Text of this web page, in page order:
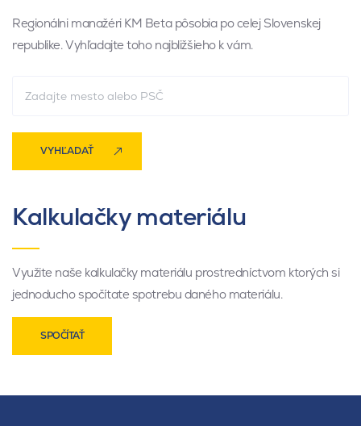
Regionálni manažéri KM Beta pôsobia po celej Slovenskej
republike. Vyhľadajte toho najbližšieho k vám.
VYHĽADAŤ
Kalkulačky materiálu
Využite naše kalkulačky materiálu prostredníctvom ktorých si
jednoducho spočítate spotrebu daného materiálu.
SPOČÍTAŤ